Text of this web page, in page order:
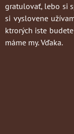
gratulovať, lebo si
si vyslovene
ktrorých iste
máme my. Vďaka.